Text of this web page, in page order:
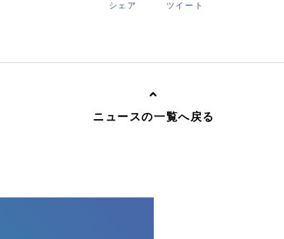
シェア ツイート
ニュースの一覧へ戻る